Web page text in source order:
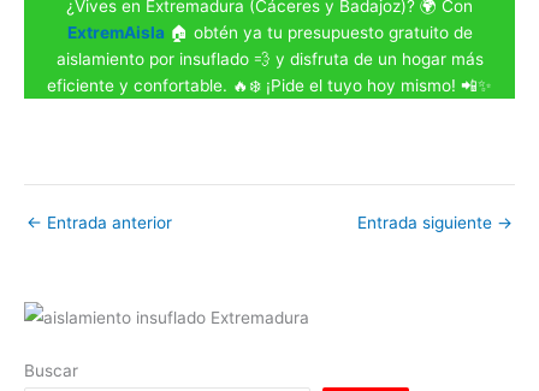
¿Vives en Extremadura (Cáceres y Badajoz)? 🌍 Con
ExtremAisla 🏠 obtén ya tu presupuesto gratuito de
aislamiento por insuflado 💨 y disfruta de un hogar más
eficiente y confortable. 🔥❄️ ¡Pide el tuyo hoy mismo! 📲✨
← Entrada anterior Entrada siguiente →
Buscar